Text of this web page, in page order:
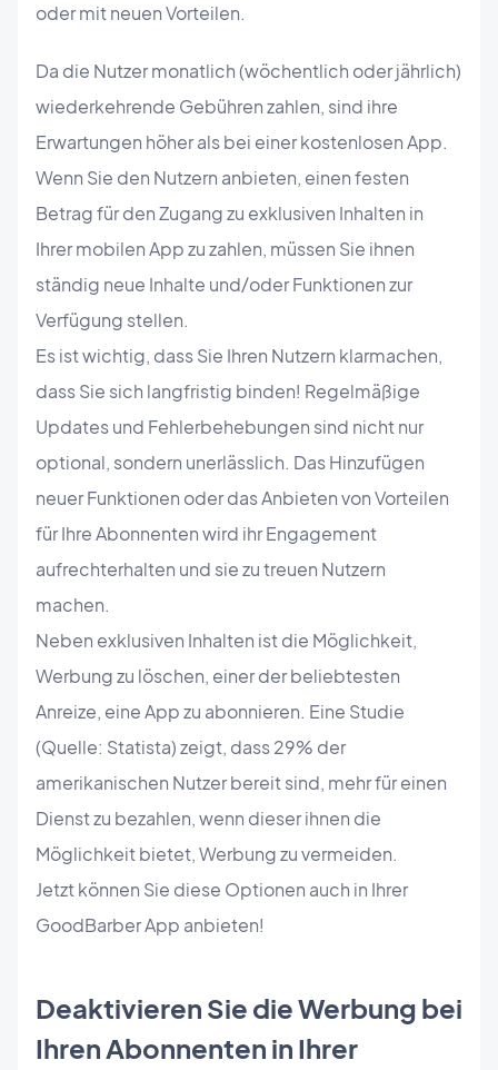
oder mit neuen Vorteilen.
Da die Nutzer monatlich (wöchentlich oder jährlich)
wiederkehrende Gebühren zahlen, sind ihre
Erwartungen höher als bei einer kostenlosen App.
Wenn Sie den Nutzern anbieten, einen festen
Betrag für den Zugang zu exklusiven Inhalten in
Ihrer mobilen App zu zahlen, müssen Sie ihnen
ständig neue Inhalte und/oder Funktionen zur
Verfügung stellen.
Es ist wichtig, dass Sie Ihren Nutzern klarmachen,
dass Sie sich langfristig binden! Regelmäßige
Updates und Fehlerbehebungen sind nicht nur
optional, sondern unerlässlich. Das Hinzufügen
neuer Funktionen oder das Anbieten von Vorteilen
für Ihre Abonnenten wird ihr Engagement
aufrechterhalten und sie zu treuen Nutzern
machen.
Neben exklusiven Inhalten ist die Möglichkeit,
Werbung zu löschen, einer der beliebtesten
Anreize, eine App zu abonnieren. Eine Studie
(Quelle: Statista) zeigt, dass 29% der
amerikanischen Nutzer bereit sind, mehr für einen
Dienst zu bezahlen, wenn dieser ihnen die
Möglichkeit bietet, Werbung zu vermeiden.
Jetzt können Sie diese Optionen auch in Ihrer
GoodBarber App anbieten!
Deaktivieren Sie die Werbung bei
Ihren Abonnenten in Ihrer